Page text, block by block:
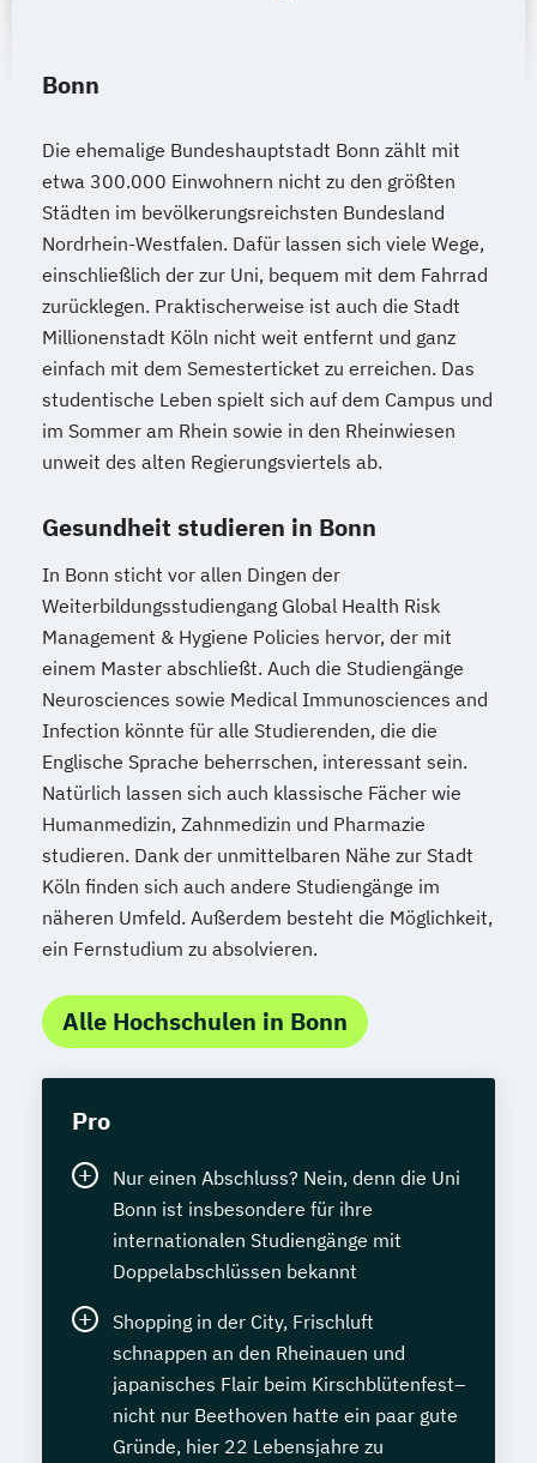
Bonn
Die ehemalige Bundeshauptstadt Bonn zählt mit
etwa 300.000 Einwohnern nicht zu den größten
Städten im bevölkerungsreichsten Bundesland
Nordrhein-Westfalen. Dafür lassen sich viele Wege,
einschließlich der zur Uni, bequem mit dem Fahrrad
zurücklegen. Praktischerweise ist auch die Stadt
Millionenstadt Köln nicht weit entfernt und ganz
einfach mit dem Semesterticket zu erreichen. Das
studentische Leben spielt sich auf dem Campus und
im Sommer am Rhein sowie in den Rheinwiesen
unweit des alten Regierungsviertels ab.
Gesundheit studieren in Bonn
In Bonn sticht vor allen Dingen der
Weiterbildungsstudiengang Global Health Risk
Management & Hygiene Policies hervor, der mit
einem Master abschließt. Auch die Studiengänge
Neurosciences sowie Medical Immunosciences and
Infection könnte für alle Studierenden, die die
Englische Sprache beherrschen, interessant sein.
Natürlich lassen sich auch klassische Fächer wie
Humanmedizin, Zahnmedizin und Pharmazie
studieren. Dank der unmittelbaren Nähe zur Stadt
Köln finden sich auch andere Studiengänge im
näheren Umfeld. Außerdem besteht die Möglichkeit,
ein Fernstudium zu absolvieren.
Alle Hochschulen in Bonn
Pro
Nur einen Abschluss? Nein, denn die Uni
Bonn ist insbesondere für ihre
internationalen Studiengänge mit
Doppelabschlüssen bekannt
Shopping in der City, Frischluft
schnappen an den Rheinauen und
japanisches Flair beim Kirschblütenfest–
nicht nur Beethoven hatte ein paar gute
Gründe, hier 22 Lebensjahre zu